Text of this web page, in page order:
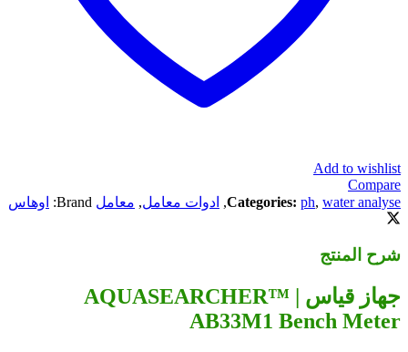
Add to wishlist
Compare
Categories: ph, water analyse
, ادوات معامل, معامل Brand: اوهاس
شرح المنتج
جهاز قياس | AQUASEARCHER™
AB33M1 Bench Meter